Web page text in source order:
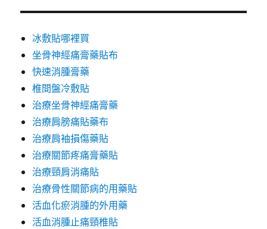
冰敷貼哪裡買
坐骨神經痛膏藥貼布
快速消腫膏藥
椎間盤冷敷貼
治療坐骨神經痛膏藥
治療肩膀痛貼藥布
治療肩袖損傷藥貼
治療關節疼痛膏藥貼
治療頸肩消痛貼
治療骨性關節病的用藥貼
活血化瘀消腫的外用藥
活血消腫止痛頸椎貼